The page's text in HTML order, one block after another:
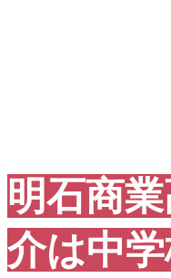
明石商
介は中